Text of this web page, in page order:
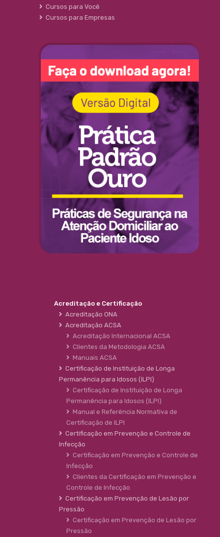
Cursos para Você
Cursos para Empresas
Acreditação e Certificação
Acreditação ONA
Acreditação ACSA
Acreditação Internacional ACSA
Clientes da Metodologia ACSA
Manuais ACSA
Certificação de Instituição de Longa
Permanência para Idosos (ILPI)
Certificação de Instituição de Longa
Permanência para Idosos (ILPI)
Manual e Referência Normativa de
Certificação de ILPI
Certificação em Prevenção e Controle de
Infecção
Certificação em Prevenção e Controle de
Infecção
Clientes da Certificação em Prevenção e
Controle de Infecção
Certificação em Prevenção de Lesão por
Pressão
Certificação em Prevenção de Lesão por
Pressão